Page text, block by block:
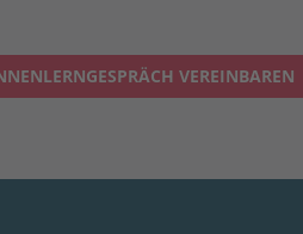
VEREINBAREN